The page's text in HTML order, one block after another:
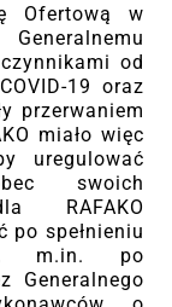
Ofertową w
od
19 oraz
przerwaniem
miało więc
uregulować
swoich
RAFAKO
po spełnieniu
m.in. po
Generalnego